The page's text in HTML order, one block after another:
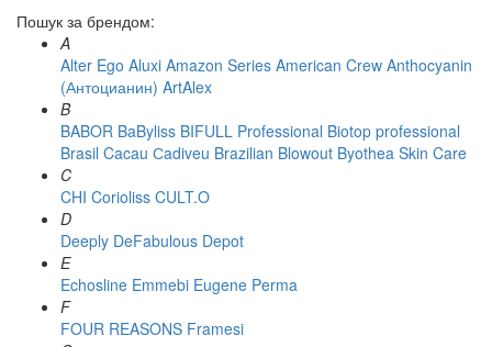
Пошук за брендом:
A
Alter Ego Aluxi Amazon Series American Crew Anthocyanin
(Антоцианин) ArtAlex
B
BABOR BaByliss BIFULL Professional Biotop professional
Brasil Cacau Сadiveu Brazilian Blowout Byothea Skin Care
C
CHI Corioliss CULT.O
D
Deeply DeFabulous Depot
E
Echosline Emmebi Eugene Perma
F
FOUR REASONS Framesi